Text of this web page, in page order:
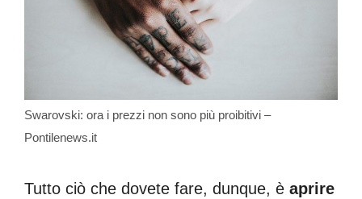
Swarovski: ora i prezzi non sono più proibitivi –
Pontilenews.it
Tutto ciò che dovete fare, dunque, è aprire